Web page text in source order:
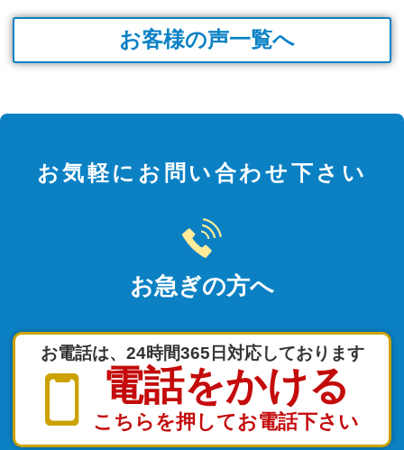
お客様の声一覧へ
お気軽にお問い合わせ下さい
お急ぎの方へ
お電話は、24時間365日対応しております
電話をかける
こちらを押してお電話下さい